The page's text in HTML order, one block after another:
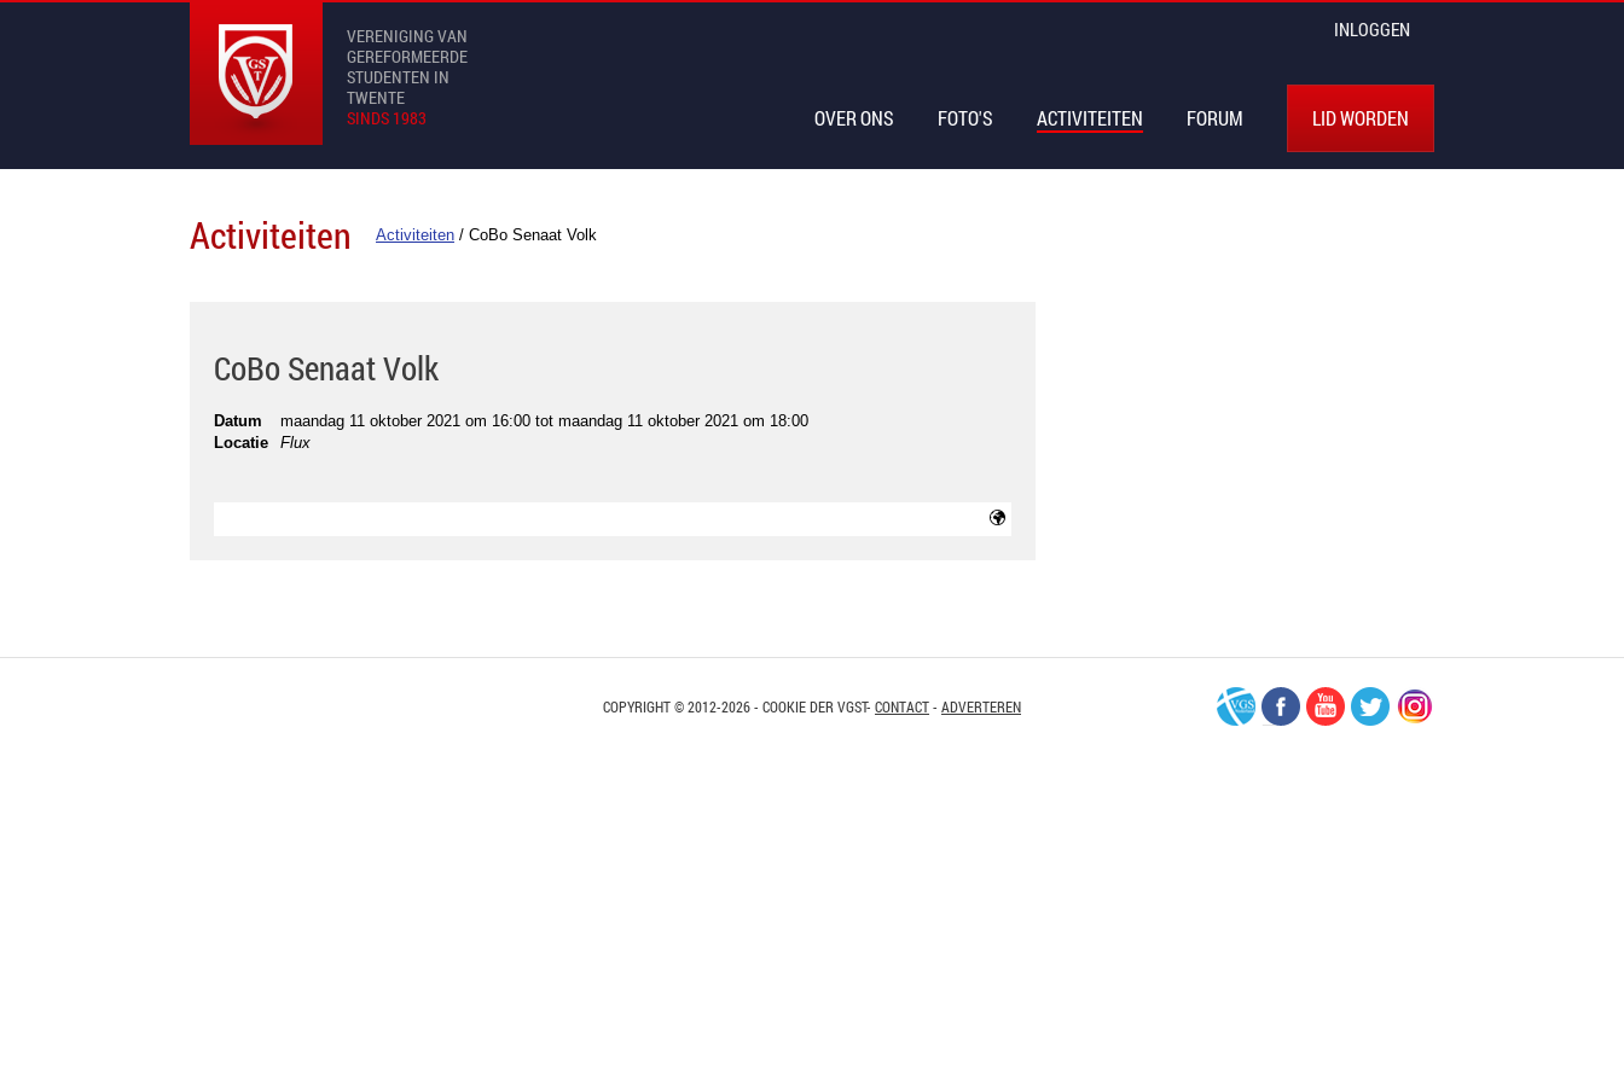
VERENIGING VAN
GEREFORMEERDE
STUDENTEN IN
TWENTE
SINDS 1983
INLOGGEN
OVER ONS FOTO'S ACTIVITEITEN FORUM LID WORDEN
Activiteiten Activiteiten / CoBo Senaat Volk
CoBo Senaat Volk
Datum maandag 11 oktober 2021 om 16:00 tot maandag 11 oktober 2021 om 18:00
Locatie
Flux
COPYRIGHT © 2012-2026 - COOKIE DER VGST- CONTACT- ADVERTEREN